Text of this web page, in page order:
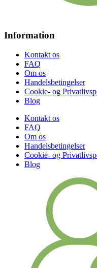
Information
Kontakt os
FAQ
Om os
Handelsbetingelser
Cookie- og
Blog
Kontakt os
FAQ
Om os
Handelsbetingelser
Cookie- og
Blog